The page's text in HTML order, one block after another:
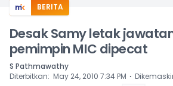
BERITA
Desak Samy letak
pemimpin MIC dipecat
S Pathmawathy
Diterbitkan: May 24, 2010 7:34 PM ⋅